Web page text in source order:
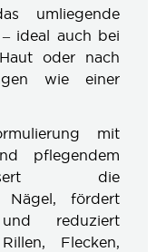
umliegende
ideal auch bei
oder nach
wie einer
mit
pflegendem
die
Nägel, fördert
reduziert
Flecken,